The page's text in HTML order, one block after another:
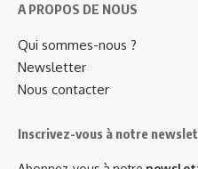
A PROPOS DE NOUS
Qui sommes-nous ?
Newsletter
Nous contacter
Inscrivez-vous à notre